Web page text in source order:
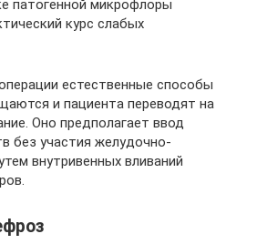
патогенной микрофлоры
курс слабых
естественные способы
и пациента переводят на
Оно предполагает ввод
без участия желудочно-
внутривенных вливаний